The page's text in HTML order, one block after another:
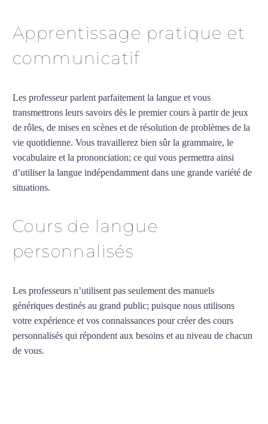
Apprentissage pratique et
communicatif
Les professeur parlent parfaitement la langue et vous
transmettrons leurs savoirs dès le premier cours à partir de jeux
de rôles, de mises en scènes et de résolution de problèmes de la
vie quotidienne. Vous travaillerez bien sûr la grammaire, le
vocabulaire et la prononciation; ce qui vous permettra ainsi
d’utiliser la langue indépendamment dans une grande variété de
situations.
Cours de langue
personnalisés
Les professeurs n’utilisent pas seulement des manuels
génériques destinés au grand public; puisque nous utilisons
votre expérience et vos connaissances pour créer des cours
personnalisés qui répondent aux besoins et au niveau de chacun
de vous.